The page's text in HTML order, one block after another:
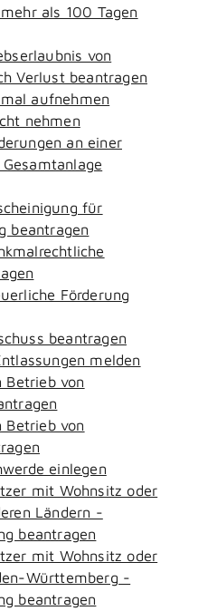
als 100 Tagen
von
Verlust beantragen
aufnehmen
nehmen
an einer
für
beantragen
Förderung
beantragen
melden
Betrieb von
Betrieb von
einlegen
mit Wohnsitz oder
Ländern -
beantragen
mit Wohnsitz oder
Württemberg -
beantragen